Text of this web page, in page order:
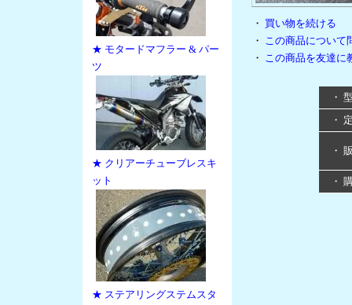
★ モタードマフラー & パー
ツ
★ クリアーチューブレスキ
ット
★ ステアリングステムスタ
・ 買い物を続ける
・ この商品について
・ この商品を友達に
・
・
・
・